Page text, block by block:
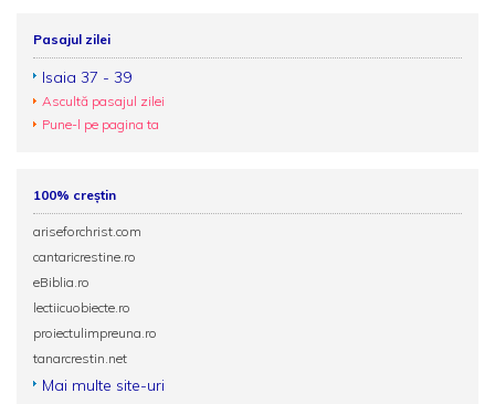
Pasajul zilei
Isaia 37 - 39
Ascultă pasajul zilei
Pune-l pe pagina ta
100% creștin
ariseforchrist.com
cantaricrestine.ro
eBiblia.ro
lectiicuobiecte.ro
proiectulimpreuna.ro
tanarcrestin.net
Mai multe site-uri